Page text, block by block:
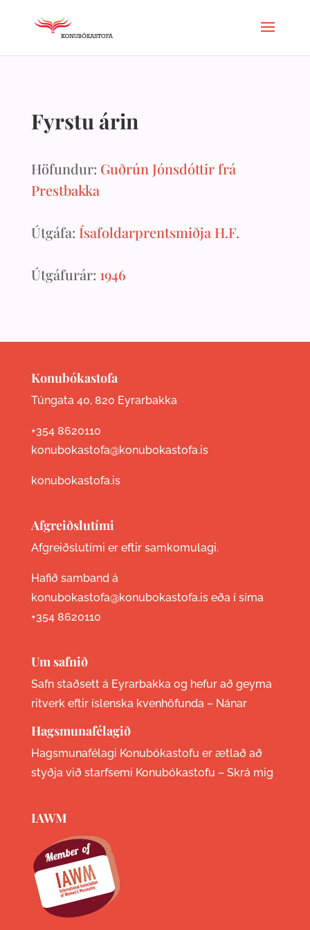
Fyrstu árin
Höfundur: Guðrún Jónsdóttir frá
Prestbakka
Útgáfa: Ísafoldarprentsmiðja H.F.
Útgáfurár: 1946
Konubókastofa
Túngata 40, 820 Eyrarbakka
+354 8620110
konubokastofa@konubokastofa.is
konubokastofa.is
Afgreiðslutími
Afgreiðslutími er eftir samkomulagi.
Hafið samband á
konubokastofa@konubokastofa.is eða í síma
+354 8620110
Um safnið
Safn staðsett á Eyrarbakka og hefur að geyma
ritverk eftir íslenska kvenhöfunda – Nánar
Hagsmunafélagið
Hagsmunafélagi Konubókastofu er ætlað að
styðja við starfsemi Konubókastofu – Skrá mig
IAWM